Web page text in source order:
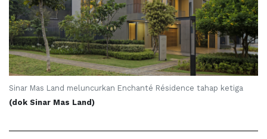
Sinar Mas Land meluncurkan Enchanté Résidence tahap ketiga
(dok Sinar Mas Land)